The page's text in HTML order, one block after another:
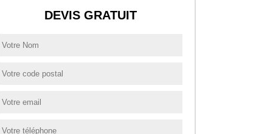
DEVIS GRATUIT